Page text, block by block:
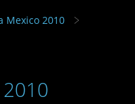
Mexico 2010
2010